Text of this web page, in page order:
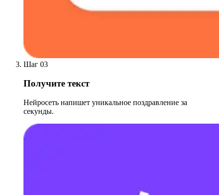
Шаг 03
Получите текст
Нейросеть напишет уникальное поздравление за
секунды.